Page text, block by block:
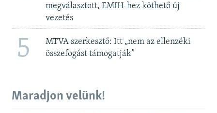
megválasztott, EMIH-hez köthető új
vezetés
5
MTVA szerkesztő: Itt „nem az ellenzéki
összefogást támogatják”
Maradjon velünk!